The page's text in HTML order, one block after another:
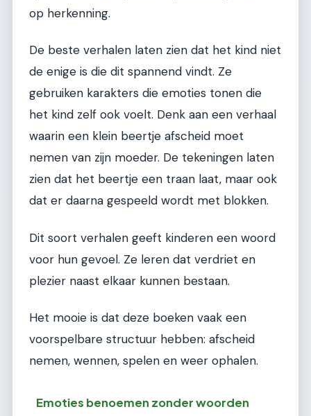
op herkenning.
De beste verhalen laten zien dat het kind niet
de enige is die dit spannend vindt. Ze
gebruiken karakters die emoties tonen die
het kind zelf ook voelt. Denk aan een verhaal
waarin een klein beertje afscheid moet
nemen van zijn moeder. De tekeningen laten
zien dat het beertje een traan laat, maar ook
dat er daarna gespeeld wordt met blokken.
Dit soort verhalen geeft kinderen een woord
voor hun gevoel. Ze leren dat verdriet en
plezier naast elkaar kunnen bestaan.
Het mooie is dat deze boeken vaak een
voorspelbare structuur hebben: afscheid
nemen, wennen, spelen en weer ophalen.
Emoties benoemen zonder woorden